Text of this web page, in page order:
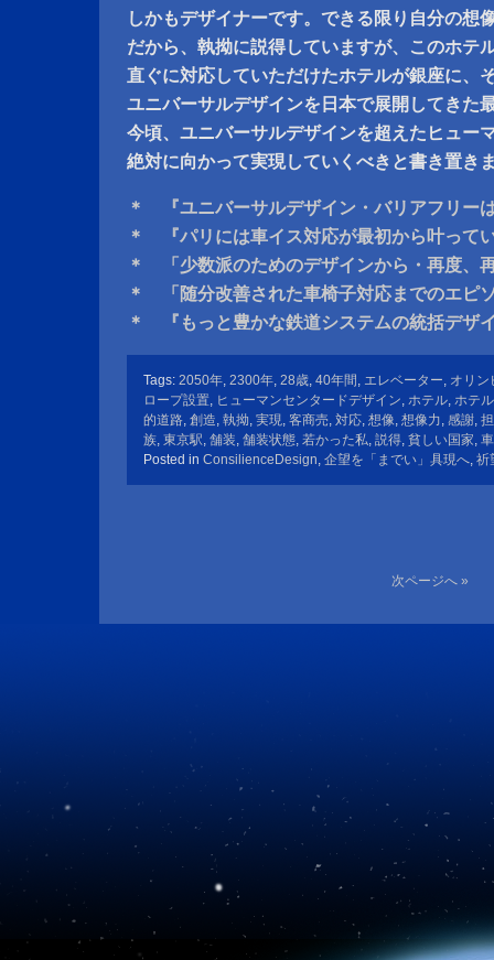
しかもデザイナーです。できる限り自分の想
だから、執拗に説得していますが、このホテ
直ぐに対応していただけたホテルが銀座に、
ユニバーサルデザインを日本で展開してきた
今頃、ユニバーサルデザインを超えたヒュー
絶対に向かって実現していくべきと書き置き
＊ 『ユニバーサルデザイン・バリアフリー
＊ 『パリには車イス対応が最初から叶って
＊ 「少数派のためのデザインから・再度、
＊ 「随分改善された車椅子対応までのエピ
＊ 『もっと豊かな鉄道システムの統括デザ
Tags: 2050年, 2300年, 28歳, 40年間 , エレベーター, オリン
ロープ設置, ヒューマンセンタードデザイン, ホテル, ホテ
的道路, 創造, 執拗, 実現, 客商売, 対応, 想像, 想像力, 感謝,
族, 東京駅, 舗装, 舗装状態, 若かった私, 説得, 貧しい国家,
Posted in ConsilienceDesign, 企望を「までい」具現へ, 祈
次ページへ »